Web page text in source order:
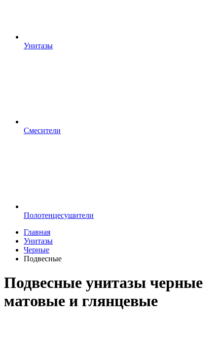
Унитазы
Смесители
Полотенцесушители
Главная
Унитазы
Черные
Подвесные
Подвесные унитазы черные
матовые и глянцевые